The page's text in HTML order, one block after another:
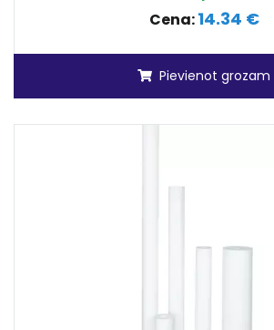
Cena:14.34 €
Pievienot grozam